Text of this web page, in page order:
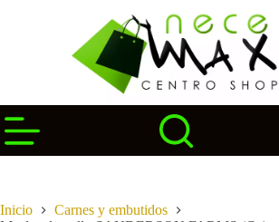
Inicio
Carnes y embutidos